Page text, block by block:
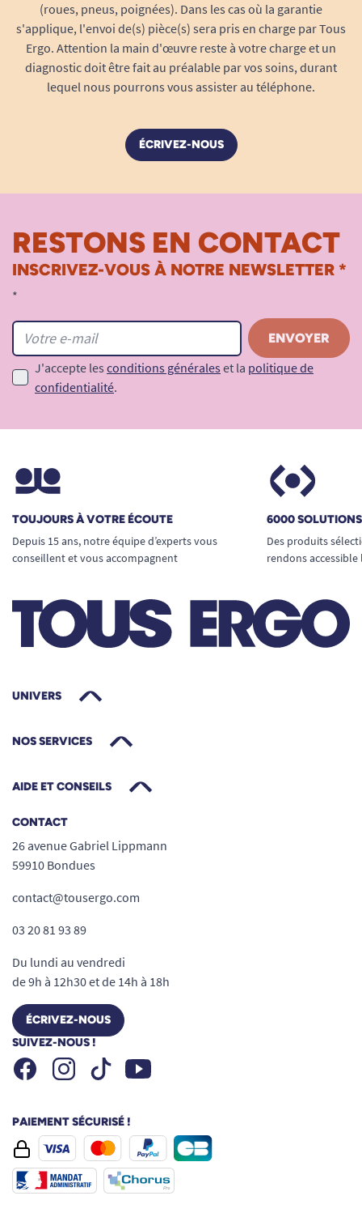
(roues, pneus, poignées). Dans les cas où la garantie
s'applique, l'envoi de(s) pièce(s) sera pris en charge par Tous
Ergo. Attention la main d'œuvre reste à votre charge et un
diagnostic doit être fait au préalable par vos soins, durant
lequel nous pourrons vous assister au téléphone.
ÉCRIVEZ-NOUS
RESTONS EN CONTACT
INSCRIVEZ-VOUS À NOTRE NEWSLETTER *
*
J'accepte les conditions générales et la politique de
confidentialité.
TOUJOURS À VOTRE ÉCOUTE
Depuis 15 ans, notre équipe d’experts vous
conseillent et vous accompagnent
6000
Des produits
rendons
UNIVERS
NOS SERVICES
AIDE ET CONSEILS
CONTACT
26 avenue Gabriel Lippmann
59910 Bondues
contact@tousergo.com
03 20 81 93 89
Du lundi au vendredi
de 9h à 12h30 et de 14h à 18h
ÉCRIVEZ-NOUS
SUIVEZ-NOUS !
FacebookInstagramTiktok Youtube
PAIEMENT SÉCURISÉ !